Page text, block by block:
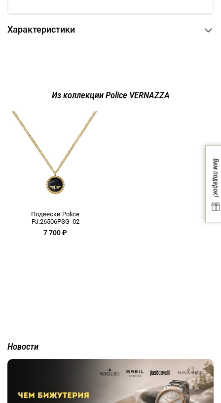
Характеристики
Из коллекции Police VERNAZZA
Подвески Police
PJ.26506PSG_02
7 700 ₽
Новости
Вам подарок!